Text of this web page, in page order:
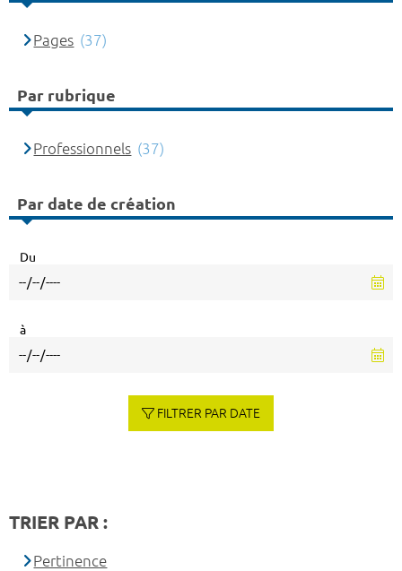
Pages (37)
Par rubrique
Professionnels (37)
Par date de création
Du
à
FILTRER PAR DATE
TRIER PAR :
Pertinence